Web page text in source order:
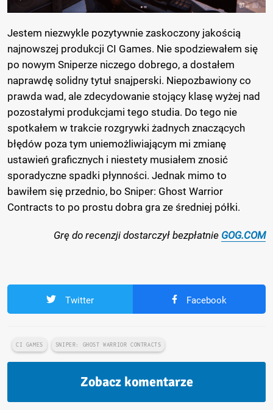
Jestem niezwykle pozytywnie zaskoczony jakością
najnowszej produkcji CI Games. Nie spodziewałem się
po nowym Sniperze niczego dobrego, a dostałem
naprawdę solidny tytuł snajperski. Niepozbawiony co
prawda wad, ale zdecydowanie stojący klasę wyżej nad
pozostałymi produkcjami tego studia. Do tego nie
spotkałem w trakcie rozgrywki żadnych znaczących
błędów poza tym uniemożliwiającym mi zmianę
ustawień graficznych i niestety musiałem znosić
sporadyczne spadki płynności. Jednak mimo to
bawiłem się przednio, bo Sniper: Ghost Warrior
Contracts to po prostu dobra gra ze średniej półki.
Grę do recenzji dostarczył bezpłatnie GOG.COM
Twitter Facebook
CI GAMES SNIPER: GHOST WARRIOR CONTRACTS
Zobacz komentarze